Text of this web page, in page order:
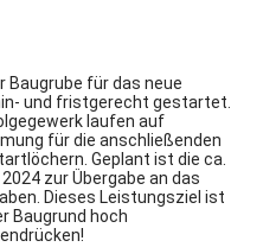
Baugrube für das neue
und fristgerecht gestartet.
laufen auf
für die anschließenden
Geplant ist die ca.
zur Übergabe an das
Dieses Leistungsziel ist
Baugrund hoch